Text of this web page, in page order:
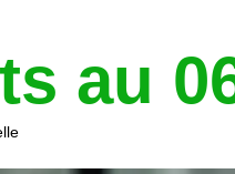
au